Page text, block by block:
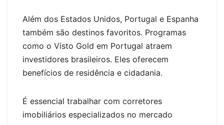
Além dos Estados Unidos, Portugal e Espanha
também são destinos favoritos. Programas
como o Visto Gold em Portugal atraem
investidores brasileiros. Eles oferecem
benefícios de residência e cidadania.
É essencial trabalhar com corretores
imobiliários especializados no mercado